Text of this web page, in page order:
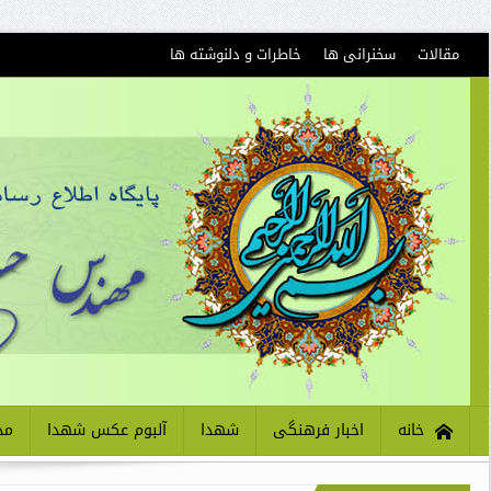
مقالات سخنرانی ها خاطرات و دلنوشته ها
خانه اخبار فرهنگی شهدا آلبوم عکس شهدا